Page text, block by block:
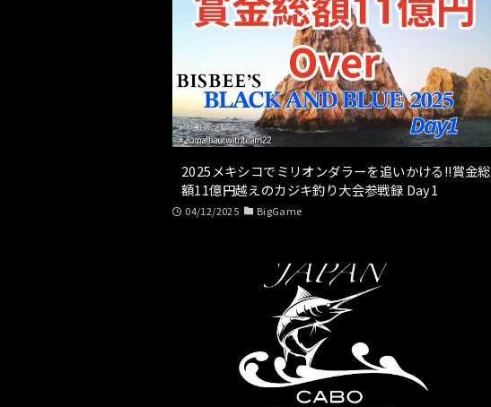
2025メキシコでミリオンダラーを追いかける!!賞金総
額11億円越えのカジキ釣り大会参戦録 Day1
04/12/2025 BigGame